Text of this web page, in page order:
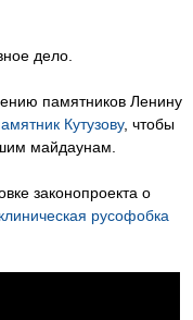
дело.
памятников Ленину
Кутузову, чтобы
майдаунам.
законопроекта о
клиническая русофобка